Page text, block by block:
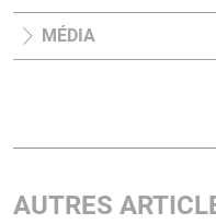
MÉDIA
AUTRES